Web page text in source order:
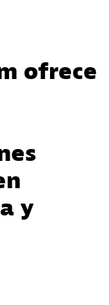
ofrece
y